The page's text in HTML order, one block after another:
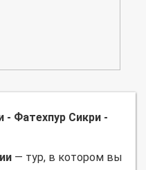
- Фатехпур Сикри -
— тур, в котором вы